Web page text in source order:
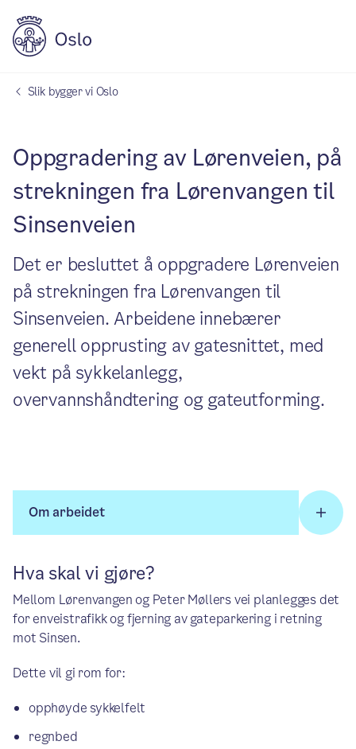
Slik bygger vi Oslo
Oppgradering av Lørenveien, på
strekningen fra Lørenvangen til
Sinsenveien
Det er besluttet å oppgradere Lørenveien
på strekningen fra Lørenvangen til
Sinsenveien. Arbeidene innebærer
generell opprusting av gatesnittet, med
vekt på sykkelanlegg,
overvannshåndtering og gateutforming.
Om arbeidet
Hva skal vi gjøre?
Mellom Lørenvangen og Peter Møllers vei planlegges det
for enveistrafikk og fjerning av gateparkering i retning
mot Sinsen.
Dette vil gi rom for:
opphøyde sykkelfelt
regnbed